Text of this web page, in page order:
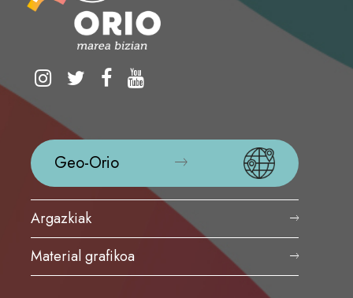
Geo-Orio
Argazkiak
Material grafikoa